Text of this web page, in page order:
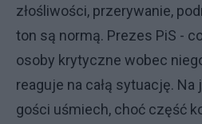
złośliwości, przerywanie,
ton są normą. Prezes PiS -
osoby krytyczne wobec
reaguje na całą sytuację.
gości uśmiech, choć część